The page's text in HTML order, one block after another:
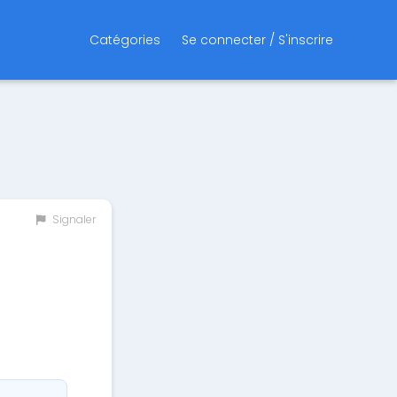
Catégories Se connecter / S'inscrire
Signaler